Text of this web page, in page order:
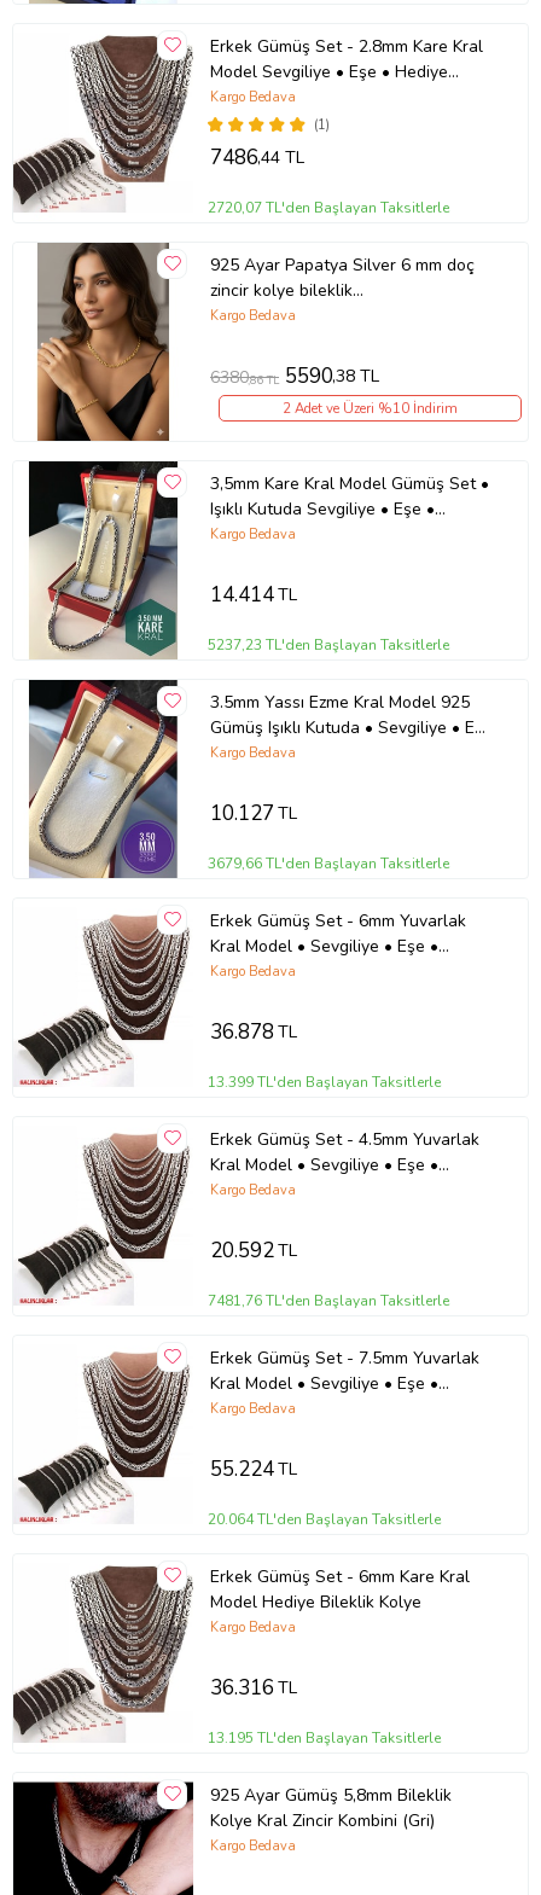
Erkek Gümüş Set - 2.8mm Kare Kral
Model Sevgiliye • Eşe • Hediye
Bileklik Kolye
(1)
Kargo Bedava
7486,44 TL
2720,07 TL'den Başlayan Taksitlerle
925 Ayar Papatya Silver 6 mm doç
zincir kolye bileklik
set.rose.gold.rodaj
Kargo Bedava
6380,86 TL 5590,38 TL
2 Adet ve Üzeri %10 İndirim
3,5mm Kare Kral Model Gümüş Set •
Işıklı Kutuda Sevgiliye • Eşe •
Babaya Bileklik Kolye Set
Kargo Bedava
14.414TL
5237,23 TL'den Başlayan Taksitlerle
3.5mm Yassı Ezme Kral Model 925
Gümüş Işıklı Kutuda • Sevgiliye • Eşe
• Babaya • Hediye Kolye
Kargo Bedava
10.127TL
3679,66 TL'den Başlayan Taksitlerle
Erkek Gümüş Set - 6mm Yuvarlak
Kral Model • Sevgiliye • Eşe •
Babaya Bileklik Kolye
Kargo Bedava
36.878TL
13.399 TL'den Başlayan Taksitlerle
Erkek Gümüş Set - 4.5mm Yuvarlak
Kral Model • Sevgiliye • Eşe •
Babaya Bileklik Kolye
Kargo Bedava
20.592TL
7481,76 TL'den Başlayan Taksitlerle
Erkek Gümüş Set - 7.5mm Yuvarlak
Kral Model • Sevgiliye • Eşe •
Babaya Bileklik Kolye
Kargo Bedava
55.224TL
20.064 TL'den Başlayan Taksitlerle
Erkek Gümüş Set - 6mm Kare Kral
Model Hediye Bileklik Kolye
Kargo Bedava
36.316TL
13.195 TL'den Başlayan Taksitlerle
925 Ayar Gümüş 5,8mm Bileklik
Kolye Kral Zincir Kombini (Gri)
Kargo Bedava